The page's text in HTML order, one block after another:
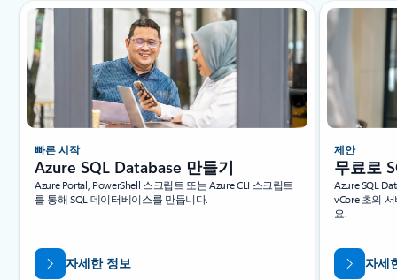
빠른 시작
Azure SQL Database 만들기
Azure Portal, PowerShell 스크립트 또는 Azure CLI 스크립트
를 통해 SQL 데이터베이스를 만듭니다.
자세한 정보
제안
무료로
Azure SQL
vCore 초의
요.
자세